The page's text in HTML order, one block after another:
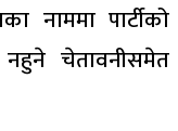
नाममा पार्टीको
चेतावनीसमेत